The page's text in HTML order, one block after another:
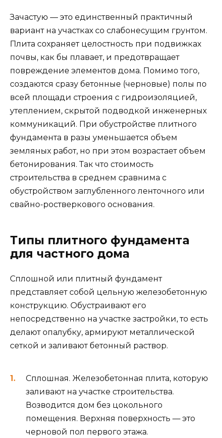
Зачастую — это единственный практичный
вариант на участках со слабонесущим грунтом.
Плита сохраняет целостность при подвижках
почвы, как бы плавает, и предотвращает
повреждение элементов дома. Помимо того,
создаются сразу бетонные (черновые) полы по
всей площади строения с гидроизоляцией,
утеплением, скрытой подводкой инженерных
коммуникаций. При обустройстве плитного
фундамента в разы уменьшается объем
земляных работ, но при этом возрастает объем
бетонирования. Так что стоимость
строительства в среднем сравнима с
обустройством заглубленного ленточного или
свайно-ростверкового основания.
Типы плитного фундамента
для частного дома
Сплошной или плитный фундамент
представляет собой цельную железобетонную
конструкцию. Обустраивают его
непосредственно на участке застройки, то есть
делают опалубку, армируют металлической
сеткой и заливают бетонный раствор.
Сплошная. Железобетонная плита, которую
заливают на участке строительства.
Возводится дом без цокольного
помещения. Верхняя поверхность — это
черновой пол первого этажа.